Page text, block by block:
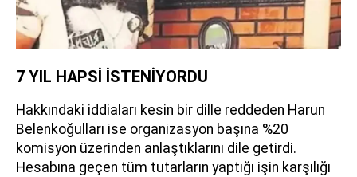
7 YIL HAPSİ İSTENİYORDU
Hakkındaki iddiaları kesin bir dille reddeden Harun
Belenkoğulları ise organizasyon başına %20
komisyon üzerinden anlaştıklarını dile getirdi.
Hesabına geçen tüm tutarların yaptığı işin karşılığı